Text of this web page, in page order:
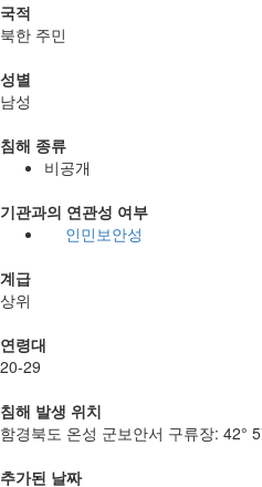
국적
북한 주민
성별
남성
침해 종류
비공개
기관과의 연관성 여부
인민보안성
계급
상위
연령대
20-29
침해 발생 위치
함경북도 온성 군보안서 구류장: 42°
추가된 날짜